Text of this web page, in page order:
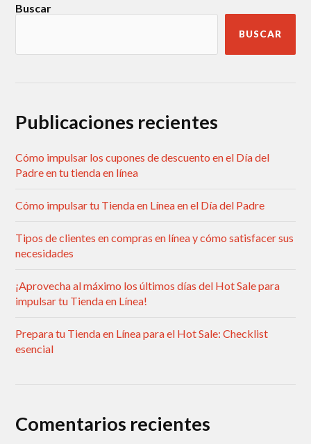
Buscar
BUSCAR
Publicaciones recientes
Cómo impulsar los cupones de descuento en el Día del
Padre en tu tienda en línea
Cómo impulsar tu Tienda en Línea en el Día del Padre
Tipos de clientes en compras en línea y cómo satisfacer sus
necesidades
¡Aprovecha al máximo los últimos días del Hot Sale para
impulsar tu Tienda en Línea!
Prepara tu Tienda en Línea para el Hot Sale: Checklist
esencial
Comentarios recientes